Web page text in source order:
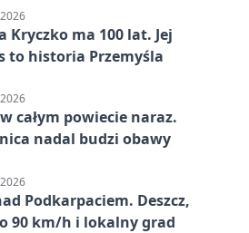
Kryczko ma 100 lat. Jej
to historia Przemyśla
całym powiecie naraz.
nadal budzi obawy
Podkarpaciem. Deszcz,
90 km/h i lokalny grad